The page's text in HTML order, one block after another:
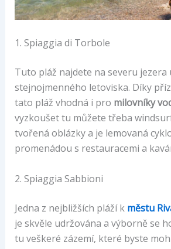
1. Spiaggia di Torbole
Tuto pláž najdete na severu jezera
stejnojmenného letoviska. Díky
tato pláž vhodná i pro milovníky
vyzkoušet tu můžete třeba
tvořená oblázky a je lemovaná
promenádou s restauracemi a
2. Spiaggia Sabbioni
Jedna z nejbližších pláží k městu
je skvěle udržována a výborně se
tu veškeré zázemí, které byste